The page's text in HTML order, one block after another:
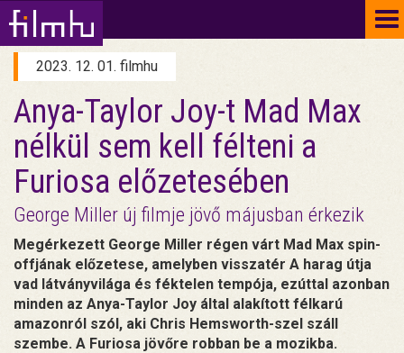
2023. 12. 01. filmhu
Anya-Taylor Joy-t Mad Max
nélkül sem kell félteni a
Furiosa előzetesében
George Miller új filmje jövő májusban érkezik
Megérkezett George Miller régen várt Mad Max spin-
offjának előzetese, amelyben visszatér A harag útja
vad látványvilága és féktelen tempója, ezúttal azonban
minden az Anya-Taylor Joy által alakított félkarú
amazonról szól, aki Chris Hemsworth-szel száll
szembe. A Furiosa jövőre robban be a mozikba.